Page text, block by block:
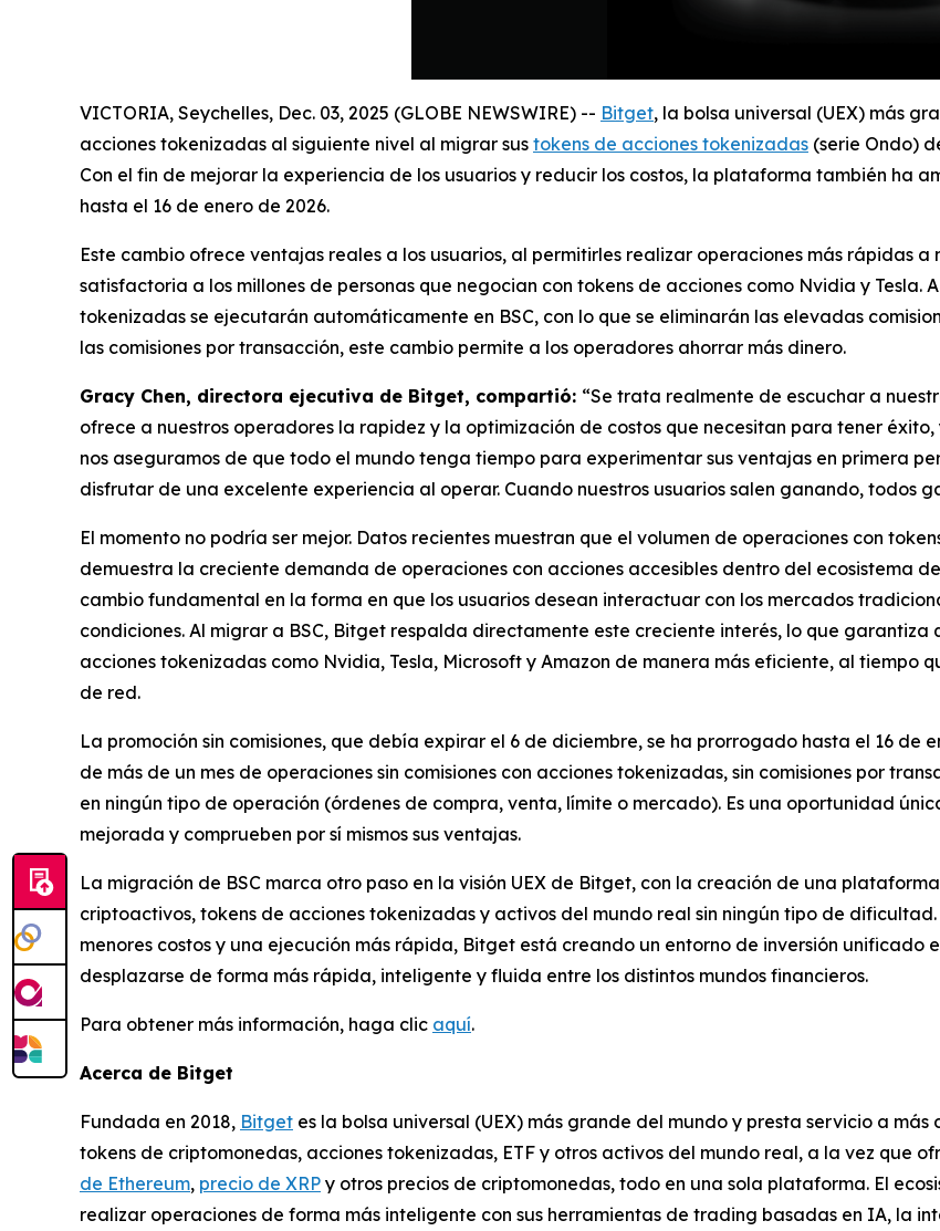
VICTORIA, Seychelles, Dec. 03, 2025 (GLOBE NEWSWIRE) -- Bitget, la bolsa universal (UEX) más
acciones tokenizadas al siguiente nivel al migrar sus tokens de acciones tokenizadas (serie Ondo)
Con el fin de mejorar la experiencia de los usuarios y reducir los costos, la plataforma también ha
hasta el 16 de enero de 2026.
Este cambio ofrece ventajas reales a los usuarios, al permitirles realizar operaciones más rápidas
satisfactoria a los millones de personas que negocian con tokens de acciones como Nvidia y Tesla.
tokenizadas se ejecutarán automáticamente en BSC, con lo que se eliminarán las elevadas
las comisiones por transacción, este cambio permite a los operadores ahorrar más dinero.
Gracy Chen, directora ejecutiva de Bitget, compartió: “Se trata realmente de escuchar a
ofrece a nuestros operadores la rapidez y la optimización de costos que necesitan para tener
nos aseguramos de que todo el mundo tenga tiempo para experimentar sus ventajas en primera
disfrutar de una excelente experiencia al operar. Cuando nuestros usuarios salen ganando, todos
El momento no podría ser mejor. Datos recientes muestran que el volumen de operaciones con
demuestra la creciente demanda de operaciones con acciones accesibles dentro del ecosistema
cambio fundamental en la forma en que los usuarios desean interactuar con los mercados
condiciones. Al migrar a BSC, Bitget respalda directamente este creciente interés, lo que garantiza
acciones tokenizadas como Nvidia, Tesla, Microsoft y Amazon de manera más eficiente, al tiempo
de red.
La promoción sin comisiones, que debía expirar el 6 de diciembre, se ha prorrogado hasta el 16 de
de más de un mes de operaciones sin comisiones con acciones tokenizadas, sin comisiones por
en ningún tipo de operación (órdenes de compra, venta, límite o mercado). Es una oportunidad
mejorada y comprueben por sí mismos sus ventajas.
La migración de BSC marca otro paso en la visión UEX de Bitget, con la creación de una
criptoactivos, tokens de acciones tokenizadas y activos del mundo real sin ningún tipo de
menores costos y una ejecución más rápida, Bitget está creando un entorno de inversión unificado
desplazarse de forma más rápida, inteligente y fluida entre los distintos mundos financieros.
Para obtener más información, haga clic aquí.
Acerca de Bitget
Fundada en 2018, Bitget es la bolsa universal (UEX) más grande del mundo y presta servicio a
tokens de criptomonedas, acciones tokenizadas, ETF y otros activos del mundo real, a la vez que
de Ethereum, precio de XRP y otros precios de criptomonedas, todo en una sola plataforma. El
realizar operaciones de forma más inteligente con sus herramientas de trading basadas en IA, la